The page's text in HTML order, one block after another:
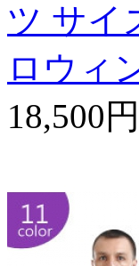
ツ サイ
ロウィ
18,500円